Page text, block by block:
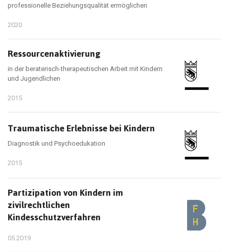
professionelle Beziehungsqualität ermöglichen
2020
Ressourcenaktivierung
in der beraterisch-therapeutischen Arbeit mit Kindern
und Jugendlichen
2015
Traumatische Erlebnisse bei Kindern
Diagnostik und Psychoedukation
2015
Partizipation von Kindern im
zivilrechtlichen
Kindesschutzverfahren
05.2019